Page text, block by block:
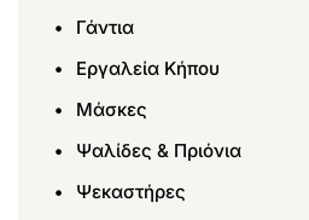
Γάντια
Εργαλεία Κήπου
Μάσκες
Ψαλίδες & Πριόνια
Ψεκαστήρες